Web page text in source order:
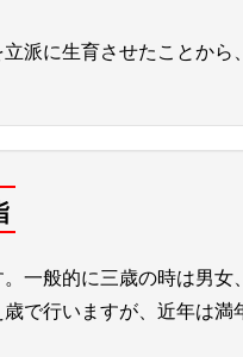
派に生育させたことから
一般的に三歳の時は男女
で行いますが、近年は満